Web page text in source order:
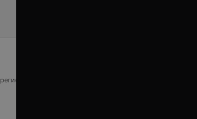
регистрирующий орган - Минский горисполком